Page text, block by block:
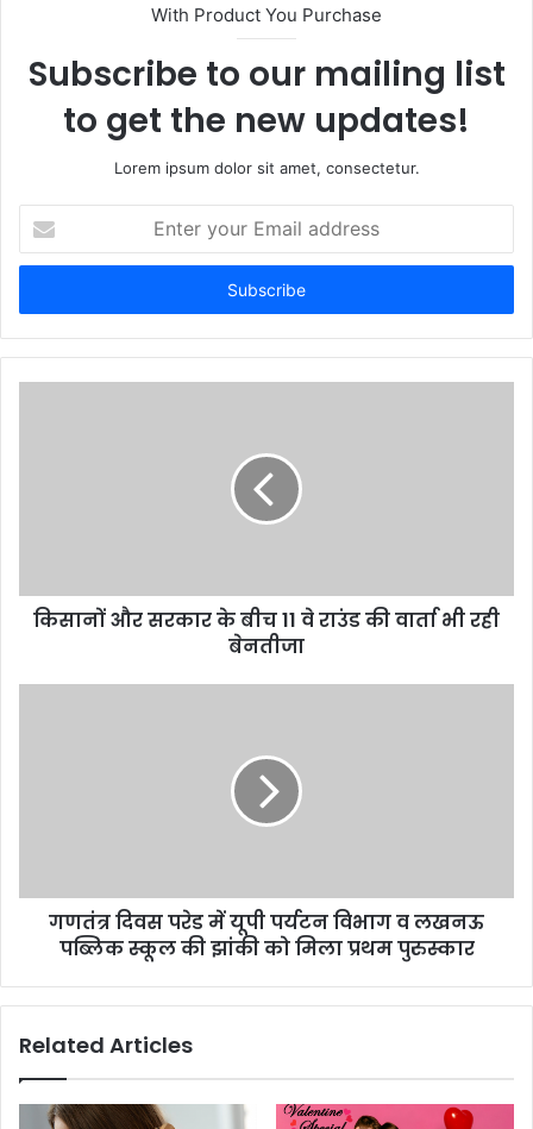
With Product You Purchase
Subscribe to our mailing list
to get the new updates!
Lorem ipsum dolor sit amet, consectetur.
your
Email
किसानों और सरकार के बीच 11 वे राउंड की वार्ता भी रही
बेनतीजा
गणतंत्र दिवस परेड में यूपी पर्यटन विभाग व लखनऊ
पब्लिक स्कूल की झांकी को मिला प्रथम पुरुस्कार
Related Articles